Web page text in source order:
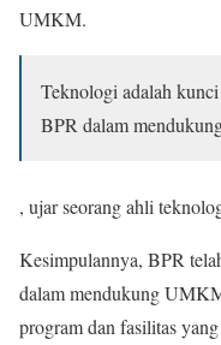
UMKM.
Teknologi adalah
BPR dalam
, ujar seorang ahli
Kesimpulannya, BPR
dalam mendukung
program dan fasilitas